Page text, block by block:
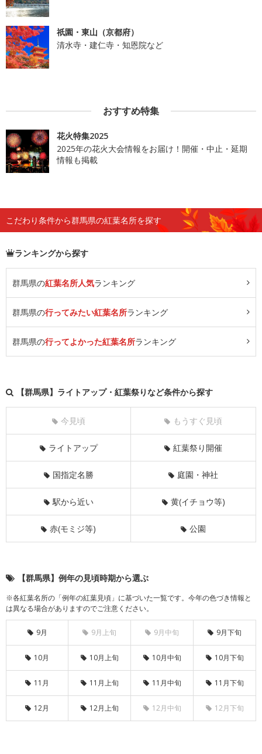
祇園・東山（京都府）
清水寺・建仁寺・知恩院など
おすすめ特集
花火特集2025
2025年の花火大会情報をお届け！開催・中止・延期
情報も掲載
こだわり条件から群馬県の紅葉名所を探す
ランキングから探す
群馬県の紅葉名所人気ランキング
群馬県の行ってみたい紅葉名所ランキング
群馬県の行ってよかった紅葉名所ランキング
【群馬県】ライトアップ・紅葉祭りなど条件から探す
今見頃 もうすぐ見頃
ライトアップ 紅葉祭り開催
国指定名勝 庭園・神社
駅から近い 黄(イチョウ等)
赤(モミジ等) 公園
【群馬県】例年の見頃時期から選ぶ
※各紅葉名所の「例年の紅葉見頃」に基づいた一覧です。今年の色づき情報と
は異なる場合がありますのでご注意ください。
9月 9月上旬 9月中旬 9月下旬
10月 10月上旬 10月中旬 10月下旬
11月 11月上旬 11月中旬 11月下旬
12月 12月上旬 12月中旬 12月下旬